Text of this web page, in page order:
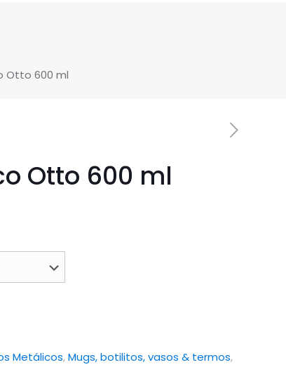
Otto 600 ml
Otto 600 ml
Metálicos,Mugs, botilitos, vasos & termos,